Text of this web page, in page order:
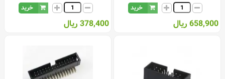
خرید
658,900 ریال
خرید
378,400 ریال